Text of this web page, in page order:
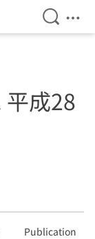
Open
成28
Publication